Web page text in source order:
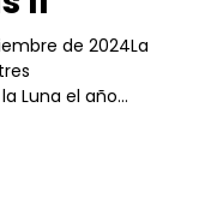
de 2024La
Luna el año...